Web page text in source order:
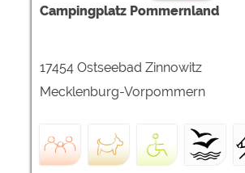
Campingplatz Pommernland
17454 Ostseebad Zinnowitz
Mecklenburg-Vorpommern